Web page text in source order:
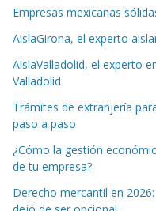
Empresas mexicanas
AislaGirona, el experto
AislaValladolid, el experto
Valladolid
Trámites de extranjería
paso a paso
¿Cómo la gestión
de tu empresa?
Derecho mercantil en